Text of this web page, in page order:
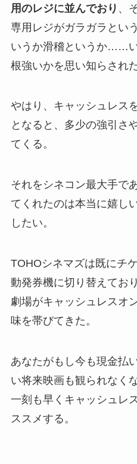
用のレジに並んでおり 、
専用レジがガラガラとい
いうか滑稽というか……
根強いかを思い知らされた
やはり、キャッシュレス
となると、多少の強引さ
てくる。
それをシネコン最大手で
てくれたのは本当に嬉し
したい。
TOHOシネマズは既にチ
動発券機に切り替えてお
劇場がキャッシュレスオ
味を帯びてきた。
あなたがもし今も現金払
い将来映画も観られなくな
一刻も早くキャッシュレ
ススメする。